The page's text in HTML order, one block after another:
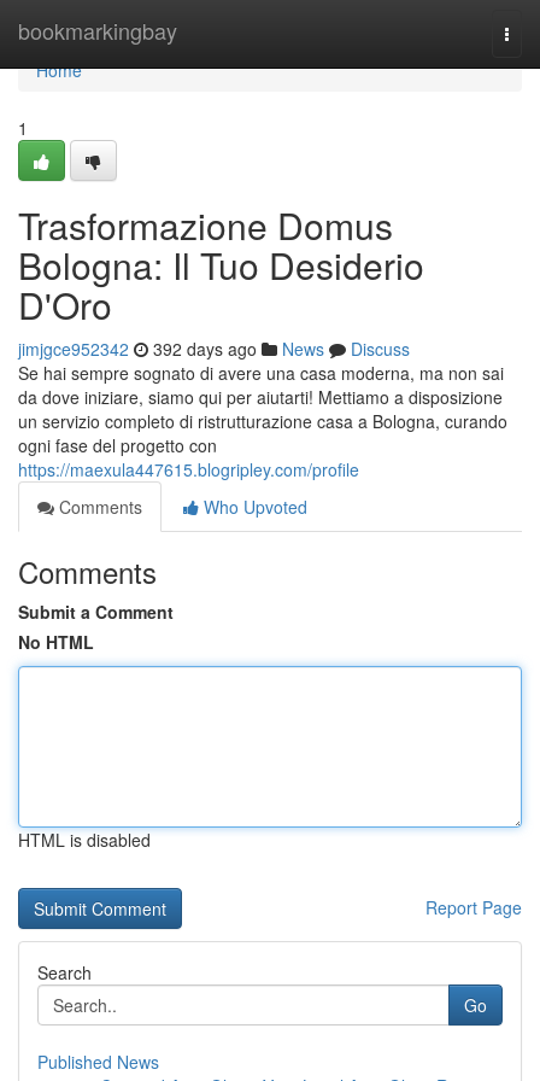
bookmarkingbay
Home
Home
1
Trasformazione Domus
Bologna: Il Tuo Desiderio
D'Oro
jimjgce952342 392 days ago News
Discuss
Se hai sempre sognato di avere una casa moderna, ma non sai
da dove iniziare, siamo qui per aiutarti! Mettiamo a disposizione
un servizio completo di ristrutturazione casa a Bologna, curando
ogni fase del progetto con
https://maexula447615.blogripley.com/profile
Comments
Who Upvoted
Comments
Submit a Comment
No HTML
HTML is disabled
Report Page
Search
Go
Published News